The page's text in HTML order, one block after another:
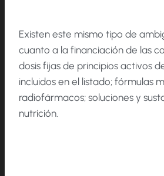
Existen este mismo tipo de
cuanto a la financiación de las
dosis fijas de principios activos
incluidos en el listado; fórmulas
radiofármacos; soluciones y
nutrición.